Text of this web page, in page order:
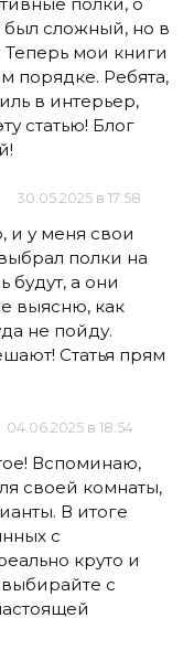
был сложный, но в
мои книги
порядке. Ребята,
в интерьер,
статью! Блог
30.05.2025 в 17:58
и у меня свои
полки на
будут, а они
выясню, как
не пойду.
Статья прям
04.06.2025 в 18:54
Вспоминаю,
своей комнаты,
В итоге
с
круто и
выбирайте с